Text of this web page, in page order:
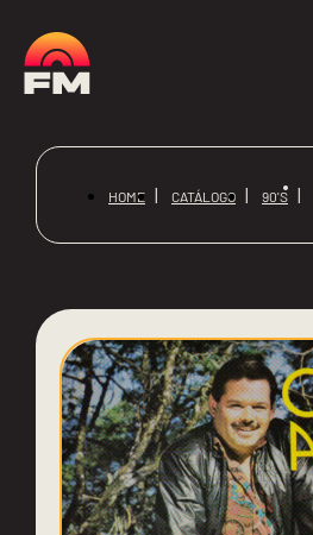
HOME CATÁLOGO 90'S